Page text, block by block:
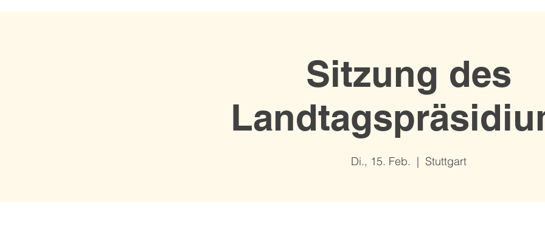
Sitzung des
Di., 15. Feb.
  |
Stuttgart